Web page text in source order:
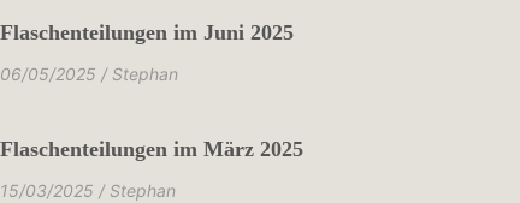
Flaschenteilungen im Juni 2025
06/05/2025 / Stephan
Flaschenteilungen im März 2025
15/03/2025 / Stephan